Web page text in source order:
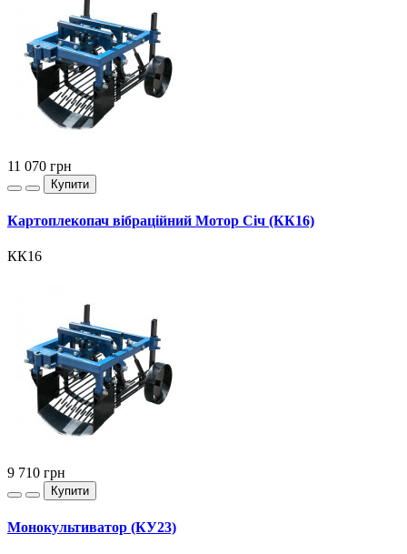
11 070 грн
Купити
Картоплекопач вібраційний Мотор Січ (КК16)
КК16
9 710 грн
Купити
Монокультиватор (КУ23)